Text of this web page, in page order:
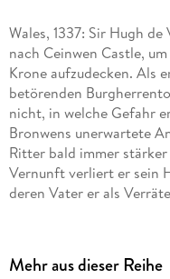
Wales, 1337: Sir Hugh
nach Ceinwen Castle,
Krone aufzudecken. Als
betörenden
nicht, in welche Gefahr
Bronwens unerwartete
Ritter bald immer
Vernunft verliert er sein
deren Vater er als
Mehr aus dieser Reihe